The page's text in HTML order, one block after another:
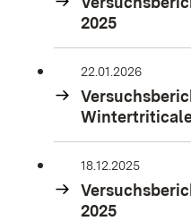
2025
22.01.2026
18.12.2025
2025